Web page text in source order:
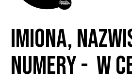
Imiona,
numery - W